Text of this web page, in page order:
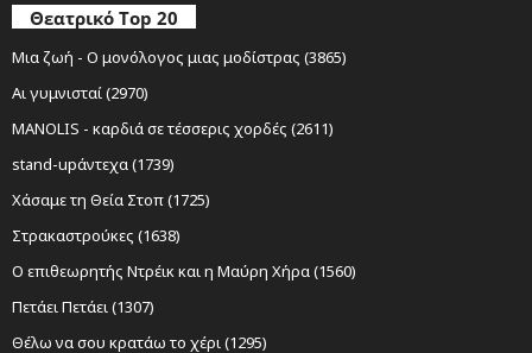
Θεατρικό Top 20
Μια ζωή - Ο μονόλογος μιας μοδίστρας (3865)
Αι γυμνισταί (2970)
MANOLIS - καρδιά σε τέσσερις χορδές (2611)
stand-upάντεχα (1739)
Χάσαμε τη Θεία Στοπ (1725)
Στρακαστρούκες (1638)
Ο επιθεωρητής Ντρέικ και η Μαύρη Χήρα (1560)
Πετάει Πετάει (1307)
Θέλω να σου κρατάω το χέρι (1295)